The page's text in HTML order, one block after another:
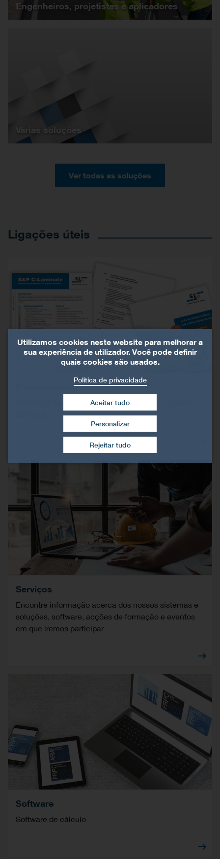
Engenheiros, projetistas e aplicadores
Várias soluções
Ver todas as soluções
Ligações úteis
Documentação
Fichas de dados, texto de especificação e guias de
Serviços
Encontre informação acerca dos nossos sistemas e
soluções, software, acções de formação e eventos
em que iremos participar
Software
Software de cálculo
Utilizamos cookies neste website para melhorar a
sua experiência de utilizador. Você pode definir
quais cookies são usados.
Política de privacidade
Rejeitar tudo
Aceitar tudo
Retirar consentimento
Personalizar